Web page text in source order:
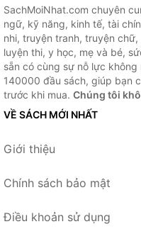
SachMoiNhat.com chuyên
ngữ, kỹ năng, kinh tế, tài
nhi, truyện tranh, truyện
luyện thi, y học, mẹ và bé,
sẵn có cùng sự nỗ lực
140000 đầu sách, giúp bạn
trước khi mua. Chúng tôi
VỀ SÁCH MỚI NHẤT
Giới thiệu
Chính sách bảo mật
Điều khoản sử dụng